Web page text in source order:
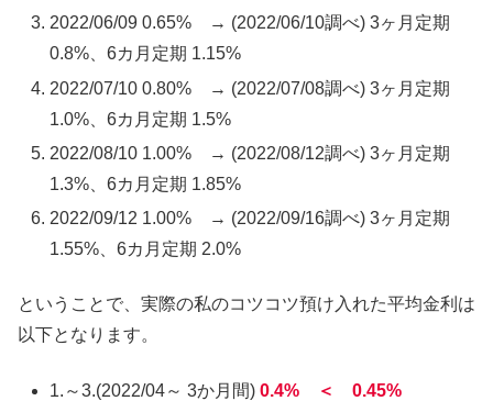
2022/06/09 0.65% → (2022/06/10調べ) 3ヶ月定期
0.8%、6カ月定期 1.15%
2022/07/10 0.80% → (2022/07/08調べ) 3ヶ月定期
1.0%、6カ月定期 1.5%
2022/08/10 1.00% → (2022/08/12調べ) 3ヶ月定期
1.3%、6カ月定期 1.85%
2022/09/12 1.00% → (2022/09/16調べ) 3ヶ月定期
1.55%、6カ月定期 2.0%
ということで、実際の私のコツコツ預け入れた平均金利は
以下となります。
1.～3.(2022/04～ 3か月間)0.4% ＜ 0.45%